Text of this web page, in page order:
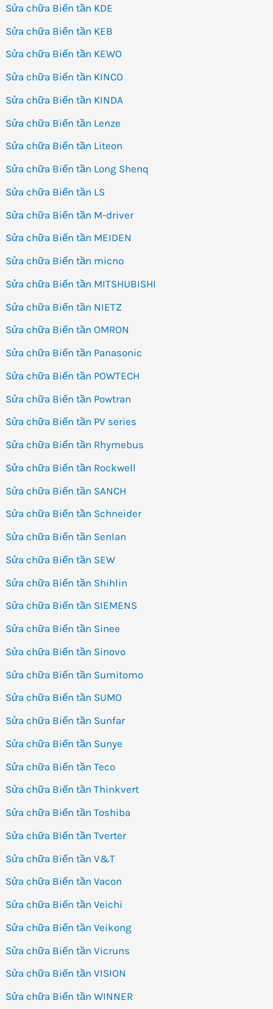
Sửa chữa Biến tần KDE
Sửa chữa Biến tần KEB
Sửa chữa Biến tần KEWO
Sửa chữa Biến tần KINCO
Sửa chữa Biến tần KINDA
Sửa chữa Biến tần Lenze
Sửa chữa Biến tần Liteon
Sửa chữa Biến tần Long Shenq
Sửa chữa Biến tần LS
Sửa chữa Biến tần M-driver
Sửa chữa Biến tần MEIDEN
Sửa chữa Biến tần micno
Sửa chữa Biến tần MITSHUBISHI
Sửa chữa Biến tần NIETZ
Sửa chữa Biến tần OMRON
Sửa chữa Biến tần Panasonic
Sửa chữa Biến tần POWTECH
Sửa chữa Biến tần Powtran
Sửa chữa Biến tần PV series
Sửa chữa Biến tần Rhymebus
Sửa chữa Biến tần Rockwell
Sửa chữa Biến tần SANCH
Sửa chữa Biến tần Schneider
Sửa chữa Biến tần Senlan
Sửa chữa Biến tần SEW
Sửa chữa Biến tần Shihlin
Sửa chữa Biến tần SIEMENS
Sửa chữa Biến tần Sinee
Sửa chữa Biến tần Sinovo
Sửa chữa Biến tần Sumitomo
Sửa chữa Biến tần SUMO
Sửa chữa Biến tần Sunfar
Sửa chữa Biến tần Sunye
Sửa chữa Biến tần Teco
Sửa chữa Biến tần Thinkvert
Sửa chữa Biến tần Toshiba
Sửa chữa Biến tần Tverter
Sửa chữa Biến tần V&T
Sửa chữa Biến tần Vacon
Sửa chữa Biến tần Veichi
Sửa chữa Biến tần Veikong
Sửa chữa Biến tần Vicruns
Sửa chữa Biến tần VISION
Sửa chữa Biến tần WINNER